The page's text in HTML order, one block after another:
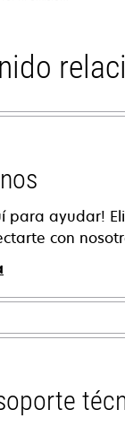
para ayudar!
con